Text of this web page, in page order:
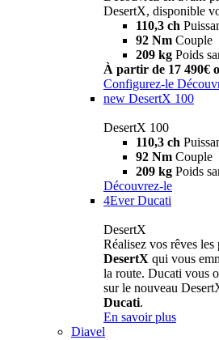
DesertX, disponible
110,3 ch
92 Nm Couple
209 kg Poids
À partir de 17 490€
Configurez-le
new DesertX 100
DesertX 100
110,3 ch
92 Nm Couple
209 kg Poids
Découvrez-le
4Ever Ducati
DesertX
Réalisez vos rêves
DesertX qui vous
la route. Ducati vous
sur le nouveau
Ducati.
En savoir plus
Diavel